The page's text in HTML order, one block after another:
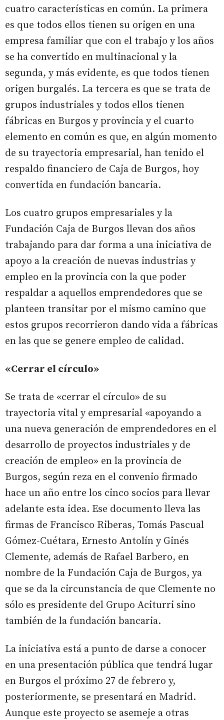
cuatro características en común. La primera
es que todos ellos tienen su origen en una
empresa familiar que con el trabajo y los años
se ha convertido en multinacional y la
segunda, y más evidente, es que todos tienen
origen burgalés. La tercera es que se trata de
grupos industriales y todos ellos tienen
fábricas en Burgos y provincia y el cuarto
elemento en común es que, en algún momento
de su trayectoria empresarial, han tenido el
respaldo financiero de Caja de Burgos, hoy
convertida en fundación bancaria.
Los cuatro grupos empresariales y la
Fundación Caja de Burgos llevan dos años
trabajando para dar forma a una iniciativa de
apoyo a la creación de nuevas industrias y
empleo en la provincia con la que poder
respaldar a aquellos emprendedores que se
planteen transitar por el mismo camino que
estos grupos recorrieron dando vida a fábricas
en las que se genere empleo de calidad.
«Cerrar el círculo»
Se trata de «cerrar el círculo» de su
trayectoria vital y empresarial «apoyando a
una nueva generación de emprendedores en el
desarrollo de proyectos industriales y de
creación de empleo» en la provincia de
Burgos, según reza en el convenio firmado
hace un año entre los cinco socios para llevar
adelante esta idea. Ese documento lleva las
firmas de Francisco Riberas, Tomás Pascual
Gómez-Cuétara, Ernesto Antolín y Ginés
Clemente, además de Rafael Barbero, en
nombre de la Fundación Caja de Burgos, ya
que se da la circunstancia de que Clemente no
sólo es presidente del Grupo Aciturri sino
también de la fundación bancaria.
La iniciativa está a punto de darse a conocer
en una presentación pública que tendrá lugar
en Burgos el próximo 27 de febrero y,
posteriormente, se presentará en Madrid.
Aunque este proyecto se asemeje a otras